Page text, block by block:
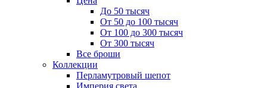
До 50 тысяч
От 50 до 100 тысяч
От 100 до 300 тысяч
От 300 тысяч
Все броши
Коллекции
Перламутровый шепот
Империя света